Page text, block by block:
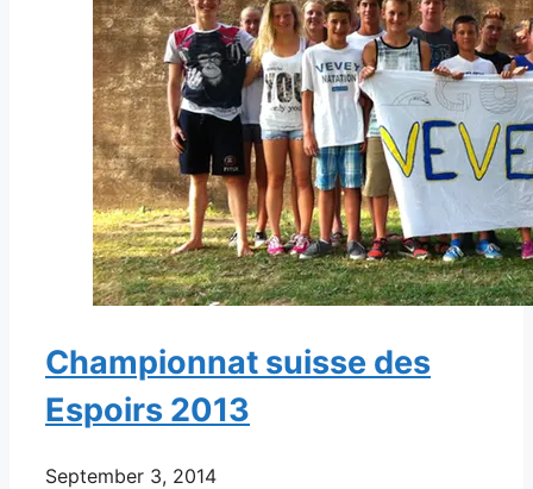
Championnat suisse des
Espoirs 2013
September 3, 2014